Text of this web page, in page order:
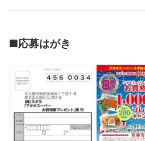
■応募はがき